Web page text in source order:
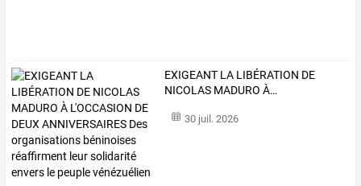
EXIGEANT LA LIBÉRATION DE
NICOLAS MADURO À…
30 juil. 2026